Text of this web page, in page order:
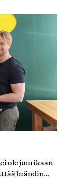
ole juurikaan
brändin…